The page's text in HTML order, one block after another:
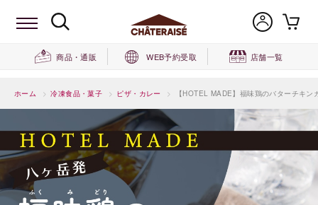
商品・通販 WEB予約受取 店舗一覧
ホーム > 冷凍食品・菓子 > ピザ・カレー > 【HOTEL MADE】福味鶏のバターチキン